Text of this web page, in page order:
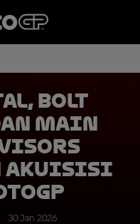
Bolt
Main
Akuisisi
30 Jan 2026